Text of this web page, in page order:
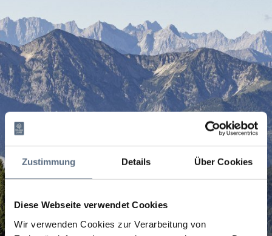
Zustimmung Details Über Cookies
Diese Webseite verwendet Cookies
Wir verwenden Cookies zur Verarbeitung von